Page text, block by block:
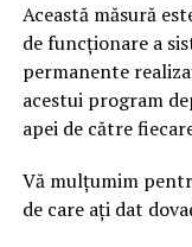
Această măsură
de funcționare a
permanente
acestui program
apei de către
Vă mulțumim
de care ați dat